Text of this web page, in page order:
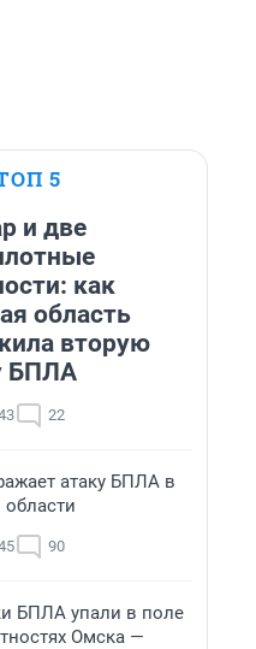
5
и две
как
область
вторую
БПЛА
22
атаку БПЛА в
90
БПЛА упали в поле
Омска —